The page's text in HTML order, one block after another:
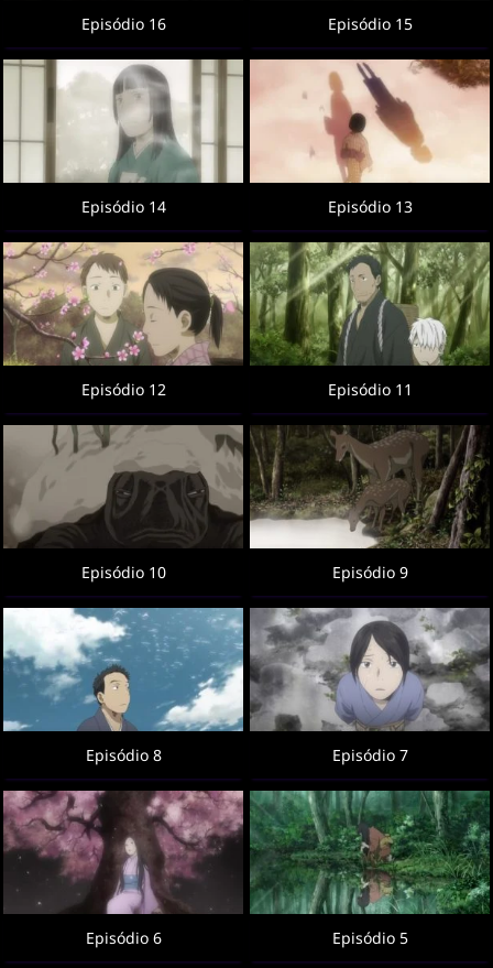
Episódio 16 Episódio 15
Episódio 14 Episódio 13
Episódio 12 Episódio 11
Episódio 10 Episódio 9
Episódio 8 Episódio 7
Episódio 6 Episódio 5